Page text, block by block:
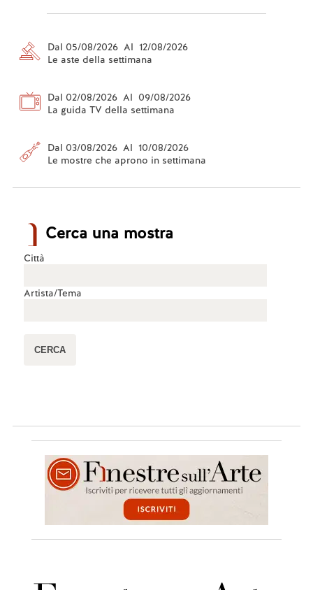
Dal 05/08/2026 Al 12/08/2026
Le aste della settimana
Dal 02/08/2026 Al 09/08/2026
La guida TV della settimana
Dal 03/08/2026 Al 10/08/2026
Le mostre che aprono in settimana
Cerca una mostra
Città
Artista/Tema